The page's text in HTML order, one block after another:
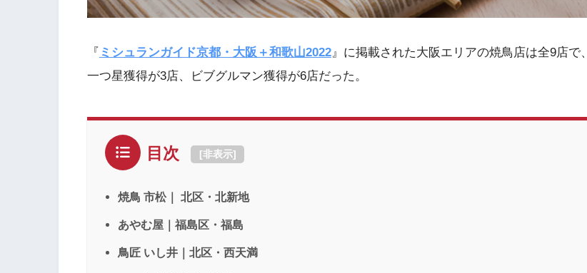
『 ミシュランガイド京都・大阪＋和歌山2022』に掲載された大阪エリアの焼鳥店は全9店で、
一つ星獲得が3店、ビブグルマン獲得が6店だった。
目次 [非表示]
焼鳥 市松｜ 北区・北新地
あやむ屋｜福島区・福島
鳥匠 いし井｜北区・西天満